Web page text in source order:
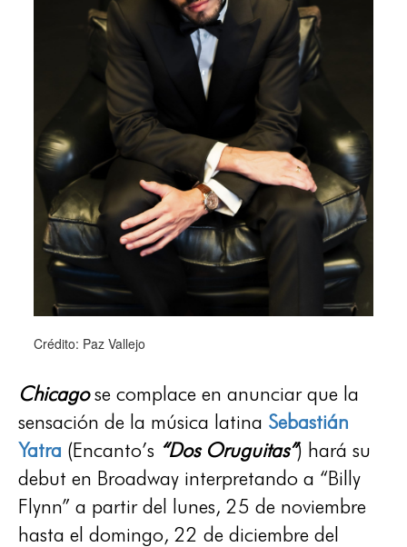
Crédito: Paz Vallejo
Chicagose complace en anunciar que la
sensación de la música latina Sebastián
Yatra (Encanto’s “Dos Oruguitas”) hará su
debut en Broadway interpretando a “Billy
Flynn” a partir del lunes, 25 de noviembre
hasta el domingo, 22 de diciembre del